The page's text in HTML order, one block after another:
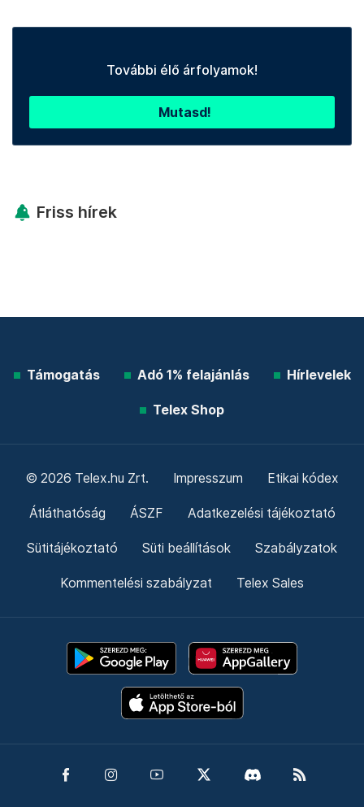
További élő árfolyamok!
Mutasd!
Friss hírek
Támogatás Adó 1% felajánlás Hírlevelek
Telex Shop
© 2026 Telex.hu Zrt. Impresszum Etikai kódex
Átláthatóság ÁSZF Adatkezelési tájékoztató
Sütitájékoztató Süti beállítások Szabályzatok
Kommentelési szabályzat Telex Sales